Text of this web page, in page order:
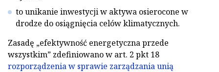
to unikanie inwestycji w aktywa osierocone w
drodze do osiągnięcia celów klimatycznych.
Zasadę „efektywność energetyczna przede
wszystkim” zdefiniowano w art. 2 pkt 18
rozporządzenia w sprawie zarządzania unią